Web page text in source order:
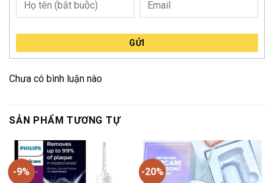
GỬI
Chưa có bình luận nào
SẢN PHẨM TƯƠNG TỰ
-9% -20%